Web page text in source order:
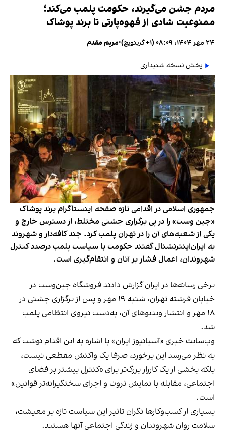
مردم جشن می‌گیرند، حکومت پلمب می‌کند؛
ممنوعیت شادی از قهوه‌پارتی تا برند پوشاک
۲۴ مهر ۱۴۰۴، ۰۸:۰۹ (‎+۱ گرینویچ) •مریم مقدم
پخش نسخه شنیداری
جمهوری اسلامی در اقدامی تازه صفحه اینستاگرام برند پوشاک
«جین وست» را در پی برگزاری جشنی مختلط، از دسترس خارج و
یکی از شعبه‌های آن را در تهران پلمب کرد. چند کافه‌‌دار و شهروند
به ایران‌اینترنشنال گفتند حکومت با سیاست پلمب درصدد کنترل
شهروندان، اعمال فشار بر آنان و انتقام‌گیری است.
برخی رسانه‌ها در ایران گزارش دادند فروشگاه جین‌وست در
خیابان فرشته تهران، شنبه ۱۹ مهر و پس از برگزاری جشنی در
۱۸ مهر و انتشار ویدیوهای آن، به‌دست نیروی انتظامی پلمب
شد.
وب‌سایت خبری «آسیانیوز ایران» با اشاره به این اقدام نوشت که
به نظر می‌رسد این برخورد، صرفا یک واکنش مقطعی نیست،
بلکه بخشی از یک کارزار بزرگ‌تر برای «کنترل بیشتر بر فضای
اجتماعی، مقابله با نمایش ثروت و اجرای سختگیرانه‌تر قوانین»
است.
بسیاری از کسب‌وکارها نگران تاثیر این سیاست‌ تازه بر معیشت،
سلامت روان شهروندان و زندگی اجتماعی آنها هستند.